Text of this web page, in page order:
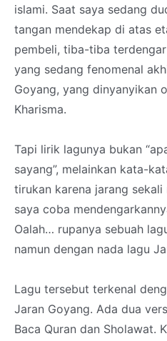
islami. Saat saya sedang
tangan mendekap di atas
pembeli, tiba-tiba
yang sedang fenomenal
Goyang, yang dinyanyikan
Kharisma.
Tapi lirik lagunya bukan
sayang”, melainkan kata-
tirukan karena jarang sekali
saya coba
Oalah… rupanya sebuah
namun dengan nada lagu
Lagu tersebut terkenal
Jaran Goyang. Ada dua
Baca Quran dan Sholawat.